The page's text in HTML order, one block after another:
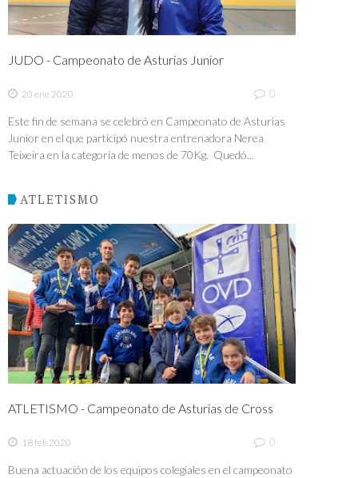
JUDO - Campeonato de Asturias Junior
20 ene 2020 0
Este fin de semana se celebró en Campeonato de Asturias
Junior en el que participó nuestra entrenadora Nerea
Teixeira en la categoría de menos de 70Kg. Quedó...
ATLETISMO
ATLETISMO - Campeonato de Asturias de Cross
18 feb 2020 0
Buena actuación de los equipos colegiales en el campeonato